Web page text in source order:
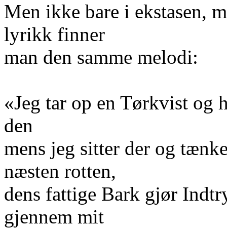
Men ikke bare i ekstasen,
lyrikk finner
man den samme melodi:
«Jeg tar op en Tørkvist og
den
mens jeg sitter der og
næsten rotten,
dens fattige Bark gjør
gjennem mit